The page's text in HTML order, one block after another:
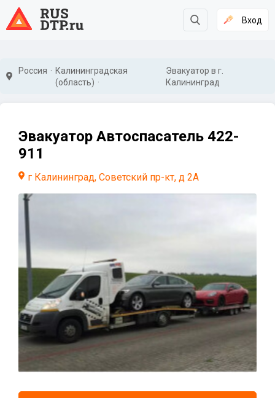
Вход
Россия
Калининградская
(область)
Эвакуатор в г.
Калининград
Эвакуатор Автоспасатель 422-
911
г Калининград, Советский пр-кт, д 2А